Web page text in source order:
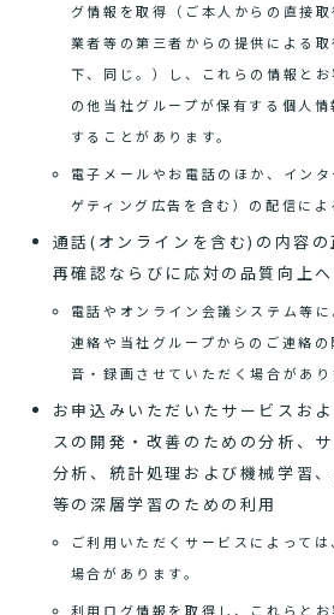
グ情報を取得（ご本人からの直接
業者等の第三者からの提供による
下、同じ。）し、これらの情報と
の他当社グループが保有する個人
することがあります。
電子メールやお電話のほか、イン
ゲティング広告を含む）の配信によ
通話(オンラインを含む)の内容
再確認ならびに応対の品質向上
電話やオンライン会議システム等
連絡や当社グループからのご連絡
音・録画させていただく場合があり
お申込みいただいたサービスお
スの開発・改善のための分析、
分析、統計処理および機械学習
等の深層学習のための利用
ご利用いただくサービスによって
場合があります。
利用ログ情報を取得し、これらと